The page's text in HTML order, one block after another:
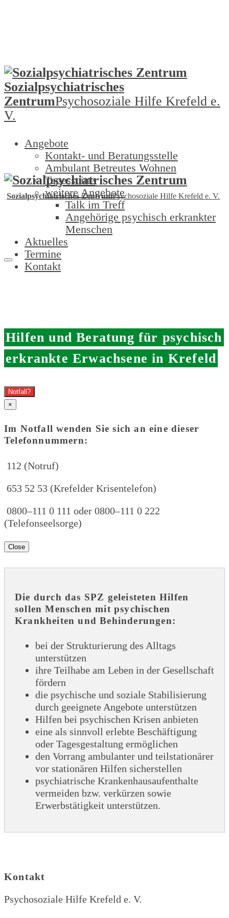
Sozialpsychiatrisches
ZentrumPsychosoziale Hilfe Krefeld e.
V.
Angebote
Kontakt- und Beratungsstelle
Ambulant Betreutes Wohnen
Tagesstätte
weitere Angebote
Talk im Treff
Angehörige psychisch erkrankter
Menschen
Aktuelles
Termine
Kontakt
Sozialpsychiatrisches ZentrumPsychosoziale Hilfe Krefeld e. V.
Hilfen und Beratung für psychisch
erkrankte Erwachsene in Krefeld
Notfall?
×
Im Notfall wenden Sie sich an eine dieser
Telefonnummern:
112 (Notruf)
653 52 53 (Krefelder Krisentelefon)
0800–111 0 111 oder 0800–111 0 222
(Telefonseelsorge)
Close
Die durch das SPZ geleisteten Hilfen
sollen Menschen mit psychischen
Krankheiten und Behinderungen:
bei der Strukturierung des Alltags
unterstützen
ihre Teilhabe am Leben in der Gesellschaft
fördern
die psychische und soziale Stabilisierung
durch geeignete Angebote unterstützen
Hilfen bei psychischen Krisen anbieten
eine als sinnvoll erlebte Beschäftigung
oder Tagesgestaltung ermöglichen
den Vorrang ambulanter und teilstationärer
vor stationären Hilfen sicherstellen
psychiatrische Krankenhausaufenthalte
vermeiden bzw. verkürzen sowie
Erwerbstätigkeit unterstützen.
Kontakt
Psychosoziale Hilfe Krefeld e. V.